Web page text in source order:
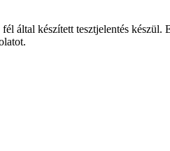
által készített tesztjelentés